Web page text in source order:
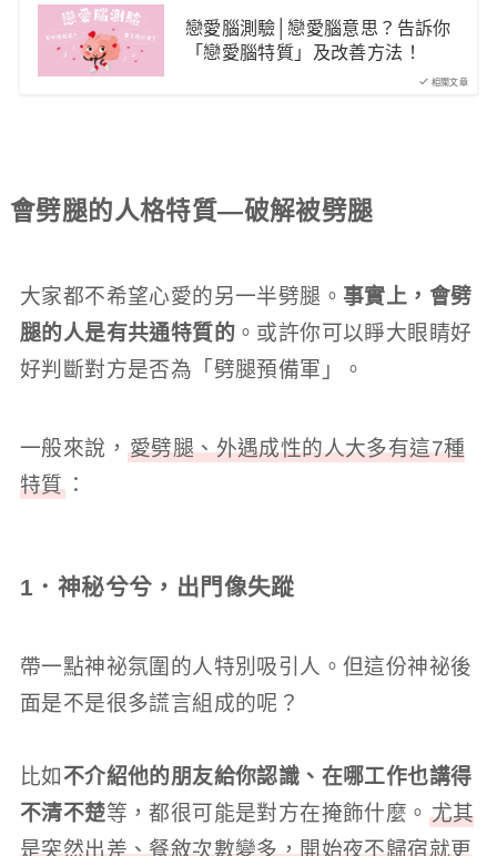
相關文章
戀愛腦測驗│戀愛腦意思？告訴你
「戀愛腦特質」及改善方法！
會劈腿的人格特質—破解被劈腿
大家都不希望心愛的另一半劈腿。 事實上，會劈
腿的人是有共通特質的。或許你可以睜大眼睛好
好判斷對方是否為「劈腿預備軍」。
一般來說， 愛劈腿、外遇成性的人大多有這7種
特質：
1．神秘兮兮，出門像失蹤
帶一點神祕氛圍的人特別吸引人。但這份神祕後
面是不是很多謊言組成的呢？
比如不介紹他的朋友給你認識、在哪工作也講得
不清不楚等，都很可能是對方在掩飾什麼。 尤其
是突然出差、餐敘次數變多，開始夜不歸宿就更